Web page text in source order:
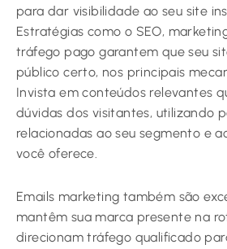
para dar visibilidade ao seu site
Estratégias como o SEO,
tráfego pago garantem que seu
público certo, nos principais
Invista em conteúdos relevantes
dúvidas dos visitantes, utilizando
relacionadas ao seu segmento e
você oferece.
Emails marketing também são
mantêm sua marca presente na
direcionam tráfego qualificado